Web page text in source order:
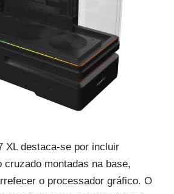
XL destaca-se por incluir
cruzado montadas na base,
o processador gráfico. O